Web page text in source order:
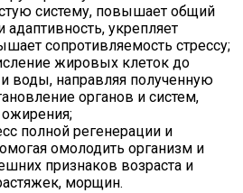
систему, повышает общий
адаптивность, укрепляет
сопротивляемость стрессу;
жировых клеток до
и воды, направляя полученную
органов и систем,
полной регенерации и
омолодить организм и
признаков возраста и
морщин.